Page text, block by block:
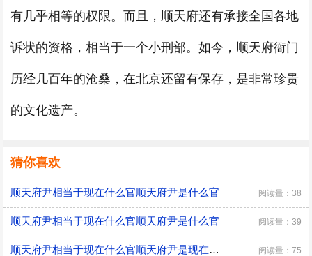
有几乎相等的权限。而且，顺天府还有承接全国各地
诉状的资格，相当于一个小刑部。如今，顺天府衙门
历经几百年的沧桑，在北京还留有保存，是非常珍贵
的文化遗产。
猜你喜欢
顺天府尹相当于现在什么官顺天府尹是什么官 阅读量：38
顺天府尹相当于现在什么官顺天府尹是什么官 阅读量：39
顺天府尹相当于现在什么官顺天府尹是现在的什么级别 阅读量：75